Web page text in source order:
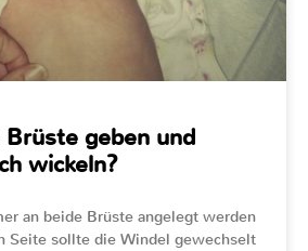
geben und
wickeln?
an beide Brüste angelegt werden
Seite sollte die Windel gewechselt